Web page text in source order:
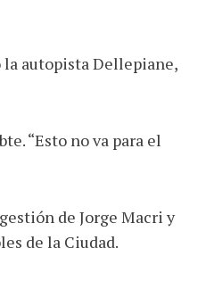
la autopista Dellepiane,
“Esto no va para el
de Jorge Macri y
de la Ciudad.